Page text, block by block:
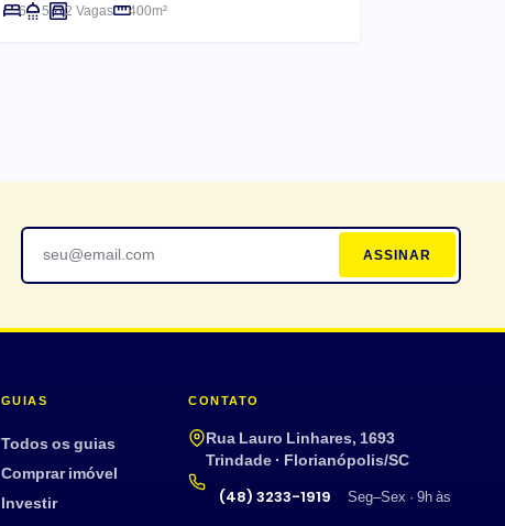
6
5 2 Vagas 400m²
ASSINAR
GUIAS
Todos os guias
Comprar imóvel
Investir
CONTATO
Rua Lauro Linhares, 1693
Trindade · Florianópolis/SC
(48) 3233-1919
Seg–Sex · 9h às